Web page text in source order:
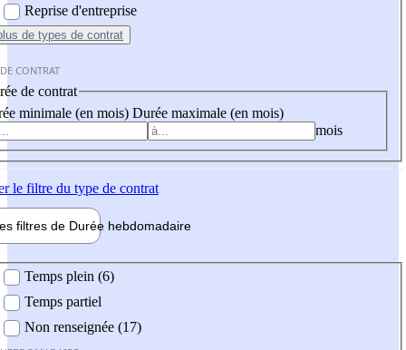
Reprise d'entreprise
de types de contrat
CONTRAT
de contrat
minimale (en mois) Durée maximale (en mois)
mois
le filtre du type de contrat
filtres de Durée hebdomadaire
Temps plein (6)
Temps partiel
Non renseignée (17)